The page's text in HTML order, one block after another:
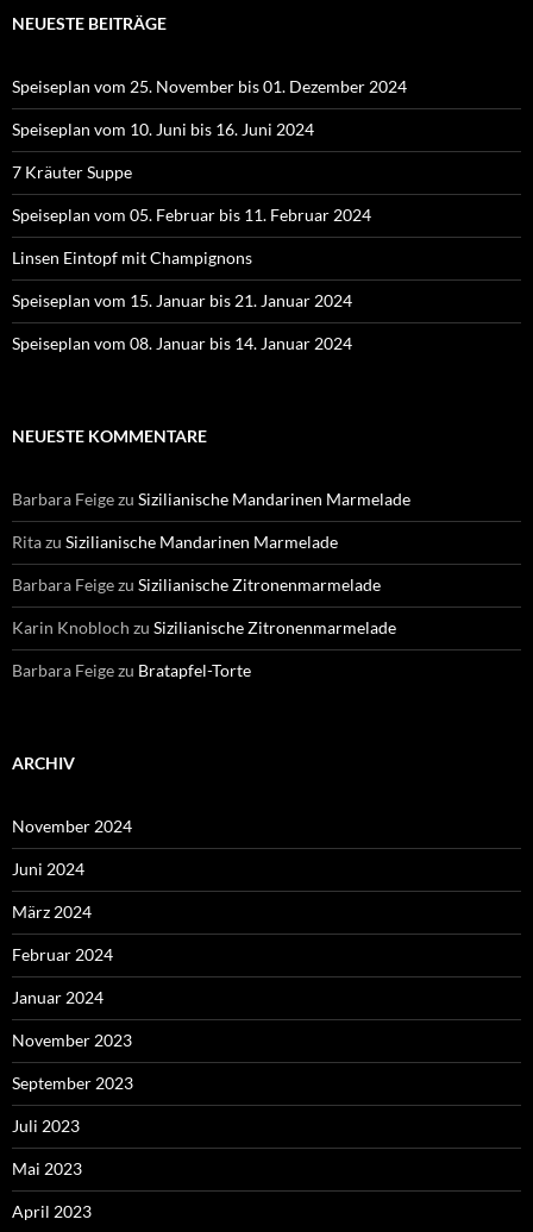
NEUESTE BEITRÄGE
Speiseplan vom 25. November bis 01. Dezember 2024
Speiseplan vom 10. Juni bis 16. Juni 2024
7 Kräuter Suppe
Speiseplan vom 05. Februar bis 11. Februar 2024
Linsen Eintopf mit Champignons
Speiseplan vom 15. Januar bis 21. Januar 2024
Speiseplan vom 08. Januar bis 14. Januar 2024
NEUESTE KOMMENTARE
Barbara Feigezu Sizilianische Mandarinen Marmelade
Ritazu Sizilianische Mandarinen Marmelade
Barbara Feigezu Sizilianische Zitronenmarmelade
Karin Knobloch zu Sizilianische Zitronenmarmelade
Barbara Feigezu Bratapfel-Torte
ARCHIV
November 2024
Juni 2024
März 2024
Februar 2024
Januar 2024
November 2023
September 2023
Juli 2023
Mai 2023
April 2023